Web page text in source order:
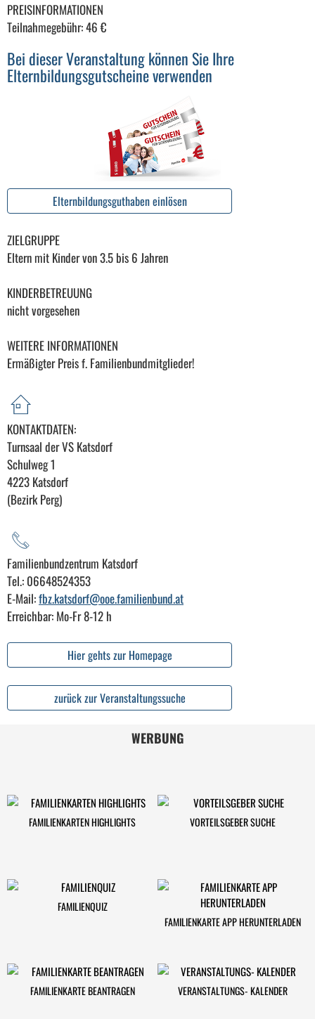
PREISINFORMATIONEN
Teilnahmegebühr: 46 €
Bei dieser Veranstaltung können Sie Ihre
Elternbildungsgutscheine verwenden
Elternbildungsguthaben einlösen
ZIELGRUPPE
Eltern mit Kinder von 3.5 bis 6 Jahren
KINDERBETREUUNG
nicht vorgesehen
WEITERE INFORMATIONEN
Ermäßigter Preis f. Familienbundmitglieder!
KONTAKTDATEN:
Turnsaal der VS Katsdorf
Schulweg 1
4223 Katsdorf
(Bezirk Perg)
Familienbundzentrum Katsdorf
Tel.: 06648524353
E-Mail:fbz.katsdorf@ooe.familienbund.at
Erreichbar: Mo-Fr 8-12 h
Hier gehts zur Homepage
zurück zur Veranstaltungssuche
WERBUNG
FAMILIENKARTEN HIGHLIGHTS VORTEILSGEBER SUCHE
FAMILIENQUIZ
FAMILIENKARTE APP HERUNTERLADEN
FAMILIENKARTE BEANTRAGEN VERANSTALTUNGS- KALENDER